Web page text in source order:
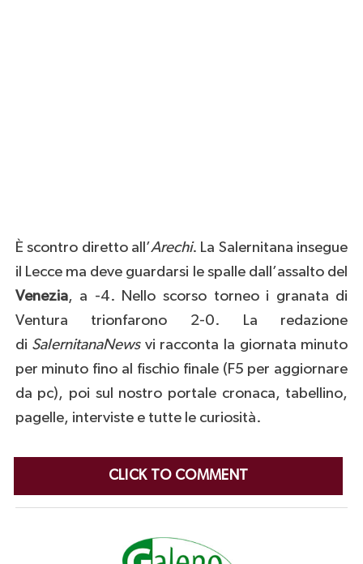
È scontro diretto all’Arechi. La Salernitana insegue
il Lecce ma deve guardarsi le spalle dall’assalto del
Venezia, a -4. Nello scorso torneo i granata di
Ventura trionfarono 2-0. La redazione
di SalernitanaNews vi racconta la giornata minuto
per minuto fino al fischio finale (F5 per aggiornare
da pc), poi sul nostro portale cronaca, tabellino,
pagelle, interviste e tutte le curiosità.
CLICK TO COMMENT